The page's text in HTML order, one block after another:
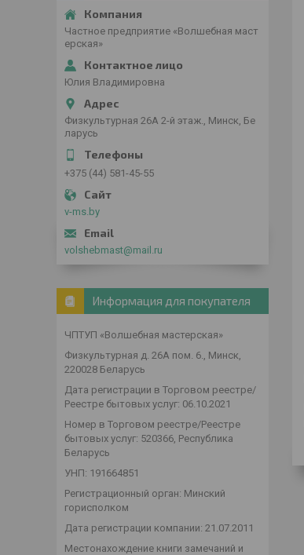
Частное предприятие «Волшебная маст
ерская»
Юлия Владимировна
Физкультурная 26А 2-й этаж., Минск, Бе
ларусь
+375 (44) 581-45-55
v-ms.by
volshebmast@mail.ru
Информация для покупателя
ЧПТУП «Волшебная мастерская»
Физкультурная д. 26А пом. 6., Минск,
220028 Беларусь
Дата регистрации в Торговом реестре/
Реестре бытовых услуг: 06.10.2021
Номер в Торговом реестре/Реестре
бытовых услуг: 520366, Республика
Беларусь
УНП: 191664851
Регистрационный орган: Минский
горисполком
Дата регистрации компании: 21.07.2011
Местонахождение книги замечаний и